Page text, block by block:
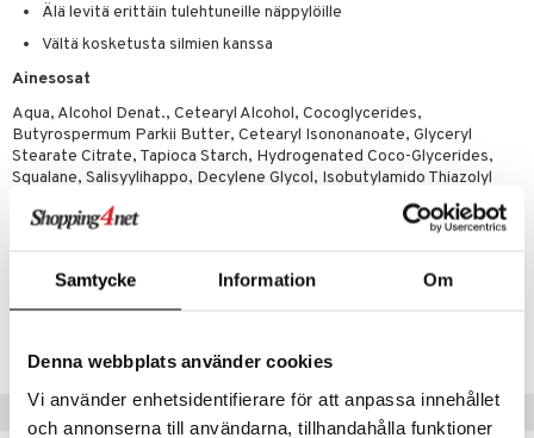
Samtycke Information Om
Denna webbplats använder cookies
Vi använder enhetsidentifierare för att anpassa innehållet
och annonserna till användarna, tillhandahålla funktioner
Älä levitä erittäin tulehtuneille näppylöille
Vältä kosketusta silmien kanssa
Ainesosat
Aqua, Alcohol Denat., Cetearyl Alcohol, Cocoglycerides,
Butyrospermum Parkii Butter, Cetearyl Isononanoate, Glyceryl
Stearate Citrate, Tapioca Starch, Hydrogenated Coco-Glycerides,
Squalane, Salisyylihappo, Decylene Glycol, Isobutylamido Thiazolyl
Resorcinol, Glycyrrhiza Inflata Root Extract, Xanthan Gum,
Hydroksipropyylitärkkelysfosfaatti, Carrageenan, Fenoksietanoli,
Tuotenumero
Suositut tuotteet
Suolisto
hoito
ruoalle
& Käheys
vuoto & tukkoisuus
Mineraalit
K
& vastauksia